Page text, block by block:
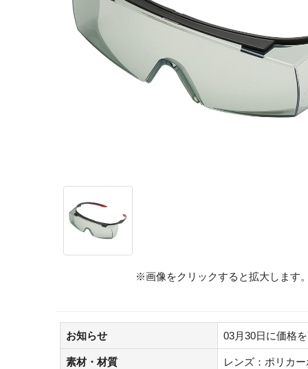
※画像をクリックすると拡大します
お知らせ 03月30日に価格
素材・材質
レンズ：ポリカ